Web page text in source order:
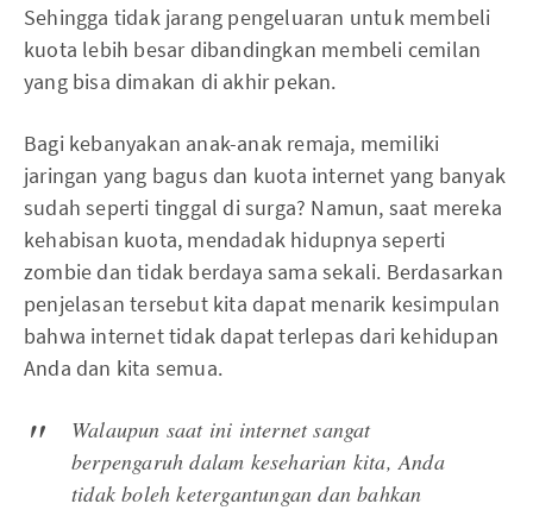
Sehingga tidak jarang pengeluaran untuk membeli
kuota lebih besar dibandingkan membeli cemilan
yang bisa dimakan di akhir pekan.
Bagi kebanyakan anak-anak remaja, memiliki
jaringan yang bagus dan kuota internet yang banyak
sudah seperti tinggal di surga? Namun, saat mereka
kehabisan kuota, mendadak hidupnya seperti
zombie dan tidak berdaya sama sekali. Berdasarkan
penjelasan tersebut kita dapat menarik kesimpulan
bahwa internet tidak dapat terlepas dari kehidupan
Anda dan kita semua.
Walaupun saat ini internet sangat
berpengaruh dalam keseharian kita, Anda
tidak boleh ketergantungan dan bahkan